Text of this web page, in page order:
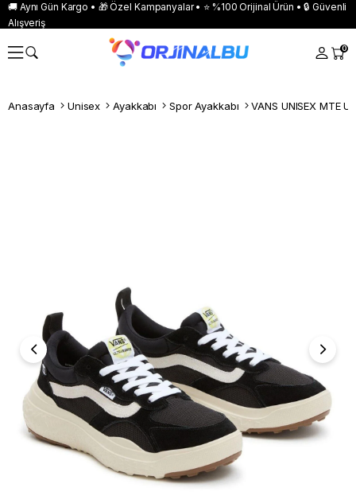
🚚 Aynı Gün Kargo • 🎁 Özel Kampanyalar • ⭐ %100 Orijinal Ürün • 🔒 Güvenli
Alışveriş
0
Anasayfa Unisex Ayakkabı Spor Ayakkabı